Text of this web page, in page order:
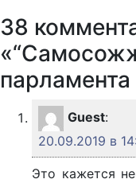
38
Guest:
20.09.2019 в
Это кажется